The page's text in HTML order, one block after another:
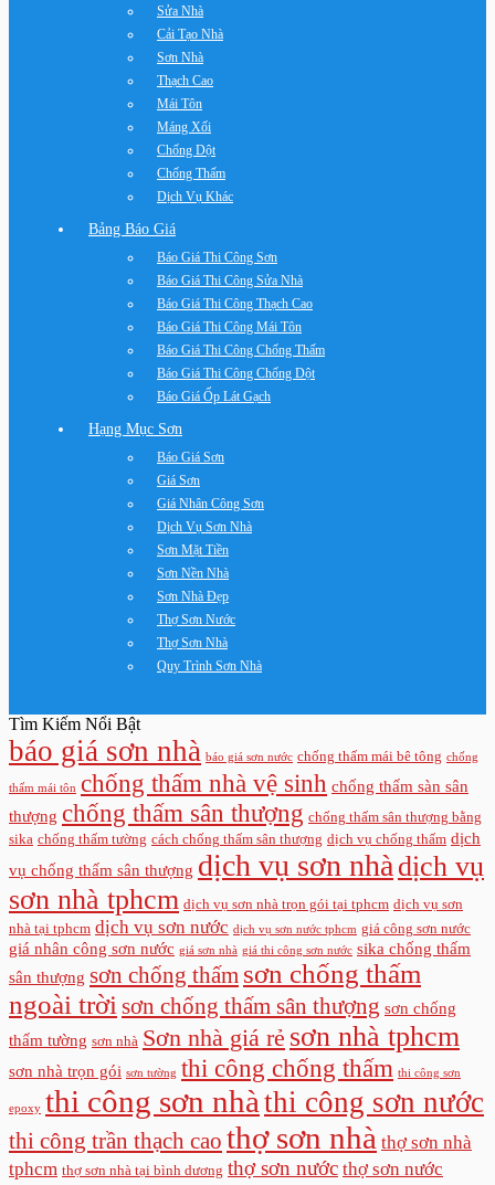
Sửa Nhà
Cải Tạo Nhà
Sơn Nhà
Thạch Cao
Mái Tôn
Máng Xối
Chống Dột
Chống Thấm
Dịch Vụ Khác
Bảng Báo Giá
Báo Giá Thi Công Sơn
Báo Giá Thi Công Sửa Nhà
Báo Giá Thi Công Thạch Cao
Báo Giá Thi Công Mái Tôn
Báo Giá Thi Công Chống Thấm
Báo Giá Thi Công Chống Dột
Báo Giá Ốp Lát Gạch
Hạng Mục Sơn
Báo Giá Sơn
Giá Sơn
Giá Nhân Công Sơn
Dịch Vụ Sơn Nhà
Sơn Mặt Tiền
Sơn Nền Nhà
Sơn Nhà Đẹp
Thợ Sơn Nước
Thợ Sơn Nhà
Quy Trình Sơn Nhà
Tìm Kiếm Nổi Bật
báo giá sơn nhà báo giá sơn nước chống thấm mái bê tông chống
thấm mái tôn chống thấm nhà vệ sinh chống thấm sàn sân
thượng chống thấm sân thượng chống thấm sân thượng bằng
sika chống thấm tường cách chống thấm sân thượng dịch vụ chống thấm dịch
vụ chống thấm sân thượng dịch vụ sơn nhà dịch vụ
sơn nhà tphcm dịch vụ sơn nhà trọn gói tại tphcm dịch vụ sơn
nhà tại tphcm dịch vụ sơn nước dịch vụ sơn nước tphcm giá công sơn nước
giá nhân công sơn nước giá sơn nhà giá thi công sơn nước sika chống thấm
sân thượng sơn chống thấm sơn chống thấm
ngoài trời sơn chống thấm sân thượng sơn chống
thấm tường sơn nhà Sơn nhà giá rẻ sơn nhà tphcm
sơn nhà trọn gói sơn tường thi công chống thấm thi công sơn
epoxy thi công sơn nhà thi công sơn nước
thi công trần thạch cao thợ sơn nhà thợ sơn nhà
tphcm thợ sơn nhà tại bình dương thợ sơn nước thợ sơn nước